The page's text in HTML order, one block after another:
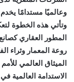
وعالميًا مستدامًا
وتأتي هذه الخطوة
المطور العقاري
روعة المعمار وثراء
الميثاق العالمي
الاستدامة العالمية